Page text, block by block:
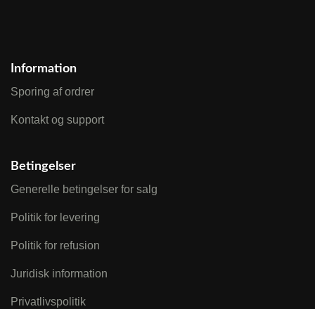
Information
Sporing af ordrer
Kontakt og support
Betingelser
Generelle betingelser for salg
Politik for levering
Politik for refusion
Juridisk information
Privatlivspolitik